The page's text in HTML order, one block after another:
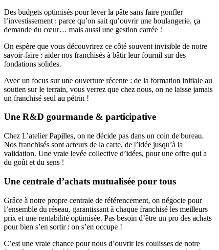
Des budgets optimisés pour lever la pâte sans faire gonfler
l’investissement : parce qu’on sait qu’ouvrir une boulangerie, ça
demande du cœur… mais aussi une gestion carrée !
On espère que vous découvrirez ce côté souvent invisible de notre
savoir-faire : aider nos franchisés à bâtir leur fournil sur des
fondations solides.
Avec un focus sur une ouverture récente : de la formation initiale au
soutien sur le terrain, vous verrez que chez nous, on ne laisse jamais
un franchisé seul au pétrin !
Une R&D gourmande & participative
Chez L’atelier Papilles, on ne décide pas dans un coin de bureau.
Nos franchisés sont acteurs de la carte, de l’idée jusqu’à la
validation. Une vraie levée collective d’idées, pour une offre qui a
du goût et du sens !
Une centrale d’achats mutualisée pour tous
Grâce à notre propre centrale de référencement, on négocie pour
l’ensemble du réseau, garantissant à chaque franchisé les meilleurs
prix et une rentabilité optimisée. Pas besoin d’être un pro des achats
pour bien s’en sortir : on s’en occupe !
C’est une vraie chance pour nous d’ouvrir les coulisses de notre